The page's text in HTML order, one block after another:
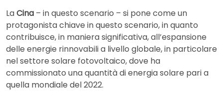
LaCina – in questo scenario – si pone come un
protagonista chiave in questo scenario, in quanto
contribuisce, in maniera significativa, all’espansione
delle energie rinnovabili a livello globale, in particolare
nel settore solare fotovoltaico, dove ha
commissionato una quantità di energia solare pari a
quella mondiale del 2022.